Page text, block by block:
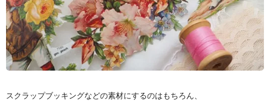
スクラップブッキングなどの素材にするのはもちろん、